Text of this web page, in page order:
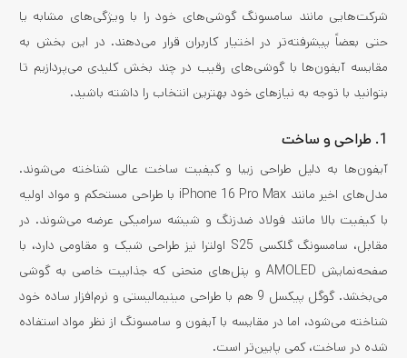
شرکت‌هایی مانند سامسونگ گوشی‌های خود را با ویژگی‌های مشابه یا
حتی بعضاً پیشرفته‌تر در اختیار کاربران قرار می‌دهند. در این بخش به
مقایسه آیفون‌ها با گوشی‌های رقیب در چند بخش کلیدی می‌پردازیم تا
بتوانید با توجه به نیازهای خود بهترین انتخاب را داشته باشید.
1. طراحی و ساخت
آیفون‌ها به دلیل طراحی زیبا و کیفیت ساخت عالی شناخته می‌شوند.
مدل‌های اخیر مانند iPhone 16 Pro Max با طراحی مستحکم و مواد اولیه
با کیفیت بالا مانند فولاد ضدزنگ و شیشه سرامیکی عرضه می‌شوند. در
مقابل، سامسونگ گلکسی S25 اولترا نیز طراحی شیک و مقاومی دارد، با
صفحه‌نمایش AMOLED و پنل‌های منحنی که جذابیت خاصی به گوشی
می‌بخشد. گوگل پیکسل 9 هم با طراحی مینیمالیستی و نرم‌افزار ساده خود
شناخته می‌شود، اما در مقایسه با آیفون و سامسونگ از نظر مواد استفاده
شده در ساخت، کمی پایین‌تر است.